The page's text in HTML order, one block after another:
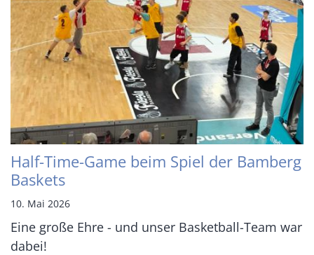
Half-Time-Game beim Spiel der Bamberg
Baskets
10. Mai 2026
Eine große Ehre - und unser Basketball-Team war
dabei!